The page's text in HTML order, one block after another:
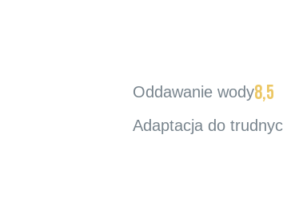
Oddawanie wody8,5
Adaptacja do